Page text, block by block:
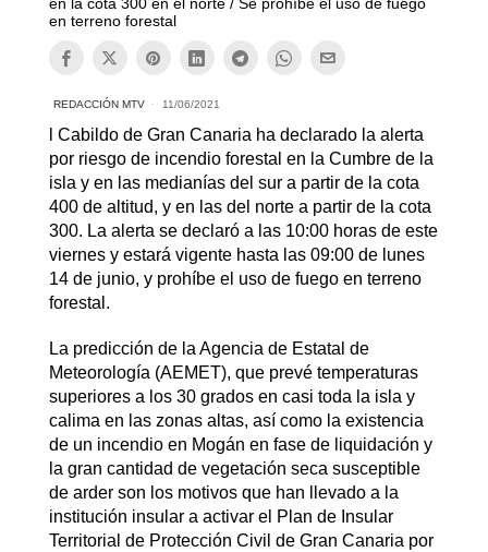
en terreno forestal
REDACCIÓN MTV 11/06/2021
l Cabildo de Gran Canaria ha declarado la alerta
por riesgo de incendio forestal en la Cumbre de la
isla y en las medianías del sur a partir de la cota
400 de altitud, y en las del norte a partir de la cota
300. La alerta se declaró a las 10:00 horas de este
viernes y estará vigente hasta las 09:00 de lunes
14 de junio, y prohíbe el uso de fuego en terreno
forestal.
La predicción de la Agencia de Estatal de
Meteorología (AEMET), que prevé temperaturas
superiores a los 30 grados en casi toda la isla y
calima en las zonas altas, así como la existencia
de un incendio en Mogán en fase de liquidación y
la gran cantidad de vegetación seca susceptible
de arder son los motivos que han llevado a la
institución insular a activar el Plan de Insular
Territorial de Protección Civil de Gran Canaria por